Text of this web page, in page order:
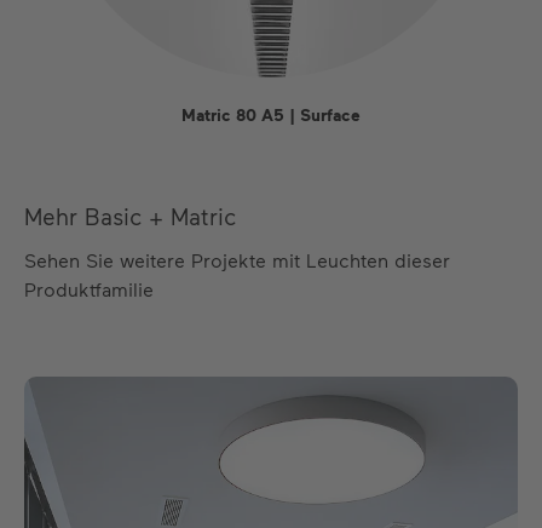
Matric 80 A5 | Surface
Mehr Basic + Matric
Sehen Sie weitere Projekte mit Leuchten dieser
Produktfamilie